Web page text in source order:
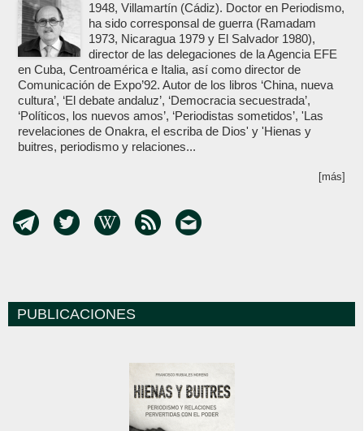
1948, Villamartín (Cádiz). Doctor en Periodismo,
ha sido corresponsal de guerra (Ramadam
1973, Nicaragua 1979 y El Salvador 1980),
director de las delegaciones de la Agencia EFE
en Cuba, Centroamérica e Italia, así como director de
Comunicación de Expo’92. Autor de los libros ‘China, nueva
cultura’, ‘El debate andaluz’, ‘Democracia secuestrada’,
‘Políticos, los nuevos amos’, ‘Periodistas sometidos’, 'Las
revelaciones de Onakra, el escriba de Dios' y 'Hienas y
buitres, periodismo y relaciones...
[más]
PUBLICACIONES